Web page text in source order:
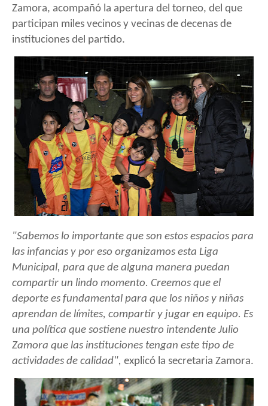
Zamora, acompañó la apertura del torneo, del que
participan miles vecinos y vecinas de decenas de
instituciones del partido.
"Sabemos lo importante que son estos espacios para
las infancias y por eso organizamos esta Liga
Municipal, para que de alguna manera puedan
compartir un lindo momento. Creemos que el
deporte es fundamental para que los niños y niñas
aprendan de límites, compartir y jugar en equipo. Es
una política que sostiene nuestro intendente Julio
Zamora que las instituciones tengan este tipo de
actividades de calidad", explicó la secretaria Zamora.